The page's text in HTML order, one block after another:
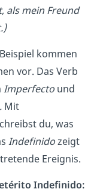
als mein Freund
kommen
vor. Das Verb
Imperfectound
Mit
du, was
Indefinidozeigt
Ereignis.
Indefinido: